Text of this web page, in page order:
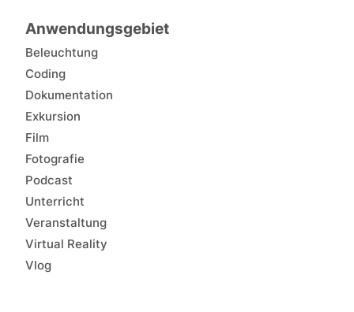
Anwendungsgebiet
Beleuchtung
Coding
Dokumentation
Exkursion
Film
Fotografie
Podcast
Unterricht
Veranstaltung
Virtual Reality
Vlog